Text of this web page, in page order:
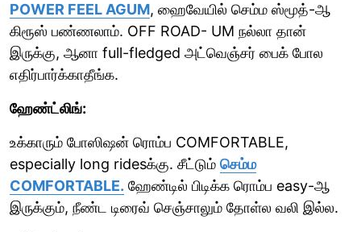
POWER FEEL AGUM, ஹைவேயில் செம்ம ஸ்மூத்-ஆ
கிரூஸ் பண்ணலாம். OFF ROAD- UM நல்லா தான்
இருக்கு, ஆனா full-fledged அட்வெஞ்சர் பைக் போல
எதிர்பார்க்காதீங்க.
ஹேண்ட்லிங்:
உக்காரும் போஸிஷன் ரொம்ப COMFORTABLE,
especially long ridesக்கு. சீட்டும் செம்ம
COMFORTABLE. ஹேண்டில் பிடிக்க ரொம்ப easy-ஆ
இருக்கும், நீண்ட டிரைவ் செஞ்சாலும் தோள்ல வலி இல்ல.